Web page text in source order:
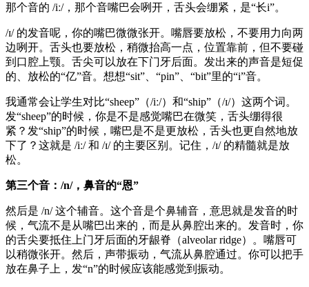
那个音的 /iː/，那个音嘴巴会咧开，舌头会绷紧，是“长i”。
/ɪ/ 的发音呢，你的嘴巴微微张开。嘴唇要放松，不要用力向两
边咧开。舌头也要放松，稍微抬高一点，位置靠前，但不要碰
到口腔上颚。舌尖可以放在下门牙后面。发出来的声音是短促
的、放松的“亿”音。想想“sit”、“pin”、“bit”里的“i”音。
我通常会让学生对比“sheep”（/iː/）和“ship”（/ɪ/）这两个词。
发“sheep”的时候，你是不是感觉嘴巴在微笑，舌头绷得很
紧？发“ship”的时候，嘴巴是不是更放松，舌头也更自然地放
下了？这就是 /iː/ 和 /ɪ/ 的主要区别。记住，/ɪ/ 的精髓就是放
松。
第三个音：/n/，鼻音的“恩”
然后是 /n/ 这个辅音。这个音是个鼻辅音，意思就是发音的时
候，气流不是从嘴巴出来的，而是从鼻腔出来的。发音时，你
的舌尖要抵住上门牙后面的牙龈脊（alveolar ridge）。嘴唇可
以稍微张开。然后，声带振动，气流从鼻腔通过。你可以把手
放在鼻子上，发“n”的时候应该能感觉到振动。